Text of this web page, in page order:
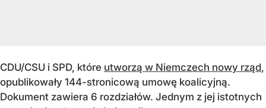
CDU/CSU i SPD, które utworzą w Niemczech nowy rząd,
opublikowały 144-stronicową umowę koalicyjną.
Dokument zawiera 6 rozdziałów. Jednym z jej istotnych